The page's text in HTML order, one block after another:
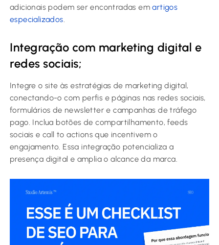
adicionais podem ser encontradas emartigos
especializados
Integração com marketing digital e
redes sociais;
Integre o site às estratégias de marketing digital,
conectando-o com perfis e páginas nas redes sociais,
formulários de newsletter e campanhas de tráfego
pago. Inclua botões de compartilhamento, feeds
sociais e call to actions que incentivem o
engajamento. Essa integração potencializa a
presença digital e amplia o alcance da marca.